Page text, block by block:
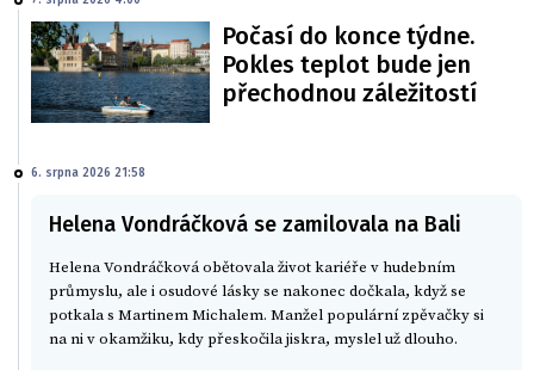
Počasí do konce týdne.
Pokles teplot bude jen
přechodnou záležitostí
6. srpna 2026 21:58
Helena Vondráčková se zamilovala na Bali
Helena Vondráčková obětovala život kariéře v hudebním
průmyslu, ale i osudové lásky se nakonec dočkala, když se
potkala s Martinem Michalem. Manžel populární zpěvačky si
na ni v okamžiku, kdy přeskočila jiskra, myslel už dlouho.